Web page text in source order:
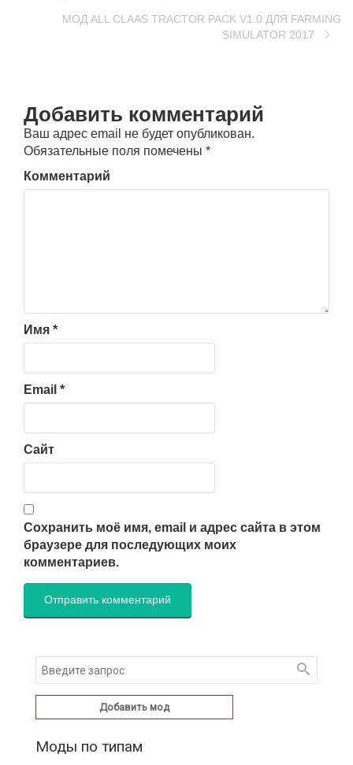
МОД ALL CLAAS TRACTOR PACK V1.0 ДЛЯ FARMING
SIMULATOR 2017
Добавить комментарий
Ваш адрес email не будет опубликован.
Обязательные поля помечены *
Комментарий
Имя *
Email *
Сайт
Сохранить моё имя, email и адрес сайта в этом
браузере для последующих моих
комментариев.
Добавить мод
Моды по типам